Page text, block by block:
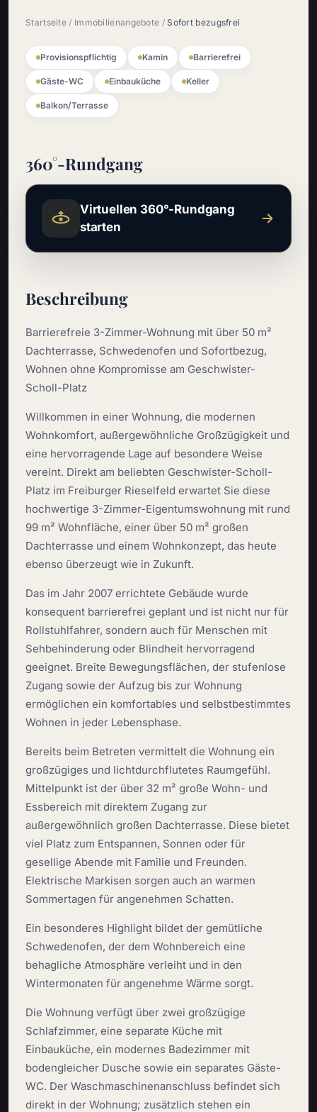
Startseite / Immobilienangebote / Sofort bezugsfrei
Provisionspflichtig Kamin Barrierefrei
Gäste-WC Einbauküche Keller
Balkon/Terrasse
360°-Rundgang
Virtuellen 360°-Rundgang
starten
Beschreibung
Barrierefreie 3-Zimmer-Wohnung mit über 50 m²
Dachterrasse, Schwedenofen und Sofortbezug,
Wohnen ohne Kompromisse am Geschwister-
Scholl-Platz
Willkommen in einer Wohnung, die modernen
Wohnkomfort, außergewöhnliche Großzügigkeit und
eine hervorragende Lage auf besondere Weise
vereint. Direkt am beliebten Geschwister-Scholl-
Platz im Freiburger Rieselfeld erwartet Sie diese
hochwertige 3-Zimmer-Eigentumswohnung mit rund
99 m² Wohnfläche, einer über 50 m² großen
Dachterrasse und einem Wohnkonzept, das heute
ebenso überzeugt wie in Zukunft.
Das im Jahr 2007 errichtete Gebäude wurde
konsequent barrierefrei geplant und ist nicht nur für
Rollstuhlfahrer, sondern auch für Menschen mit
Sehbehinderung oder Blindheit hervorragend
geeignet. Breite Bewegungsflächen, der stufenlose
Zugang sowie der Aufzug bis zur Wohnung
ermöglichen ein komfortables und selbstbestimmtes
Wohnen in jeder Lebensphase.
Bereits beim Betreten vermittelt die Wohnung ein
großzügiges und lichtdurchflutetes Raumgefühl.
Mittelpunkt ist der über 32 m² große Wohn- und
Essbereich mit direktem Zugang zur
außergewöhnlich großen Dachterrasse. Diese bietet
viel Platz zum Entspannen, Sonnen oder für
gesellige Abende mit Familie und Freunden.
Elektrische Markisen sorgen auch an warmen
Sommertagen für angenehmen Schatten.
Ein besonderes Highlight bildet der gemütliche
Schwedenofen, der dem Wohnbereich eine
behagliche Atmosphäre verleiht und in den
Wintermonaten für angenehme Wärme sorgt.
Die Wohnung verfügt über zwei großzügige
Schlafzimmer, eine separate Küche mit
Einbauküche, ein modernes Badezimmer mit
bodengleicher Dusche sowie ein separates Gäste-
WC. Der Waschmaschinenanschluss befindet sich
direkt in der Wohnung; zusätzlich stehen ein